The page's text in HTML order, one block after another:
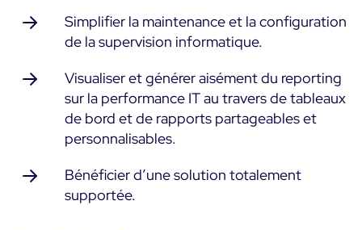
Simplifier la maintenance et la configuration
de la supervision informatique.
Visualiser et générer aisément du reporting
sur la performance IT au travers de tableaux
de bord et de rapports partageables et
personnalisables.
Bénéficier d’une solution totalement
supportée.